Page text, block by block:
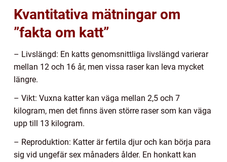
Kvantitativa mätningar om
”fakta om katt”
– Livslängd: En katts genomsnittliga livslängd varierar
mellan 12 och 16 år, men vissa raser kan leva mycket
längre.
– Vikt: Vuxna katter kan väga mellan 2,5 och 7
kilogram, men det finns även större raser som kan väga
upp till 13 kilogram.
– Reproduktion: Katter är fertila djur och kan börja para
sig vid ungefär sex månaders ålder. En honkatt kan